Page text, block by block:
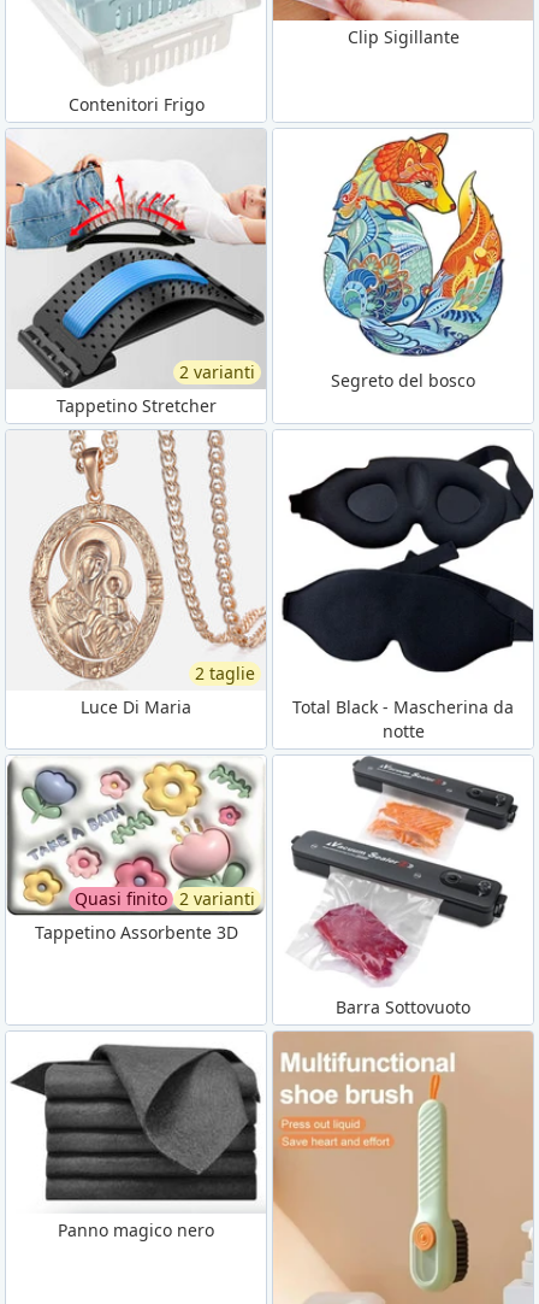
Contenitori Frigo
Clip Sigillante
2 varianti
Tappetino Stretcher
Segreto del bosco
2 taglie
Luce Di Maria
Total Black - Mascherina da
notte
Quasi finito 2 varianti
Tappetino Assorbente 3D
Barra Sottovuoto
Panno magico nero